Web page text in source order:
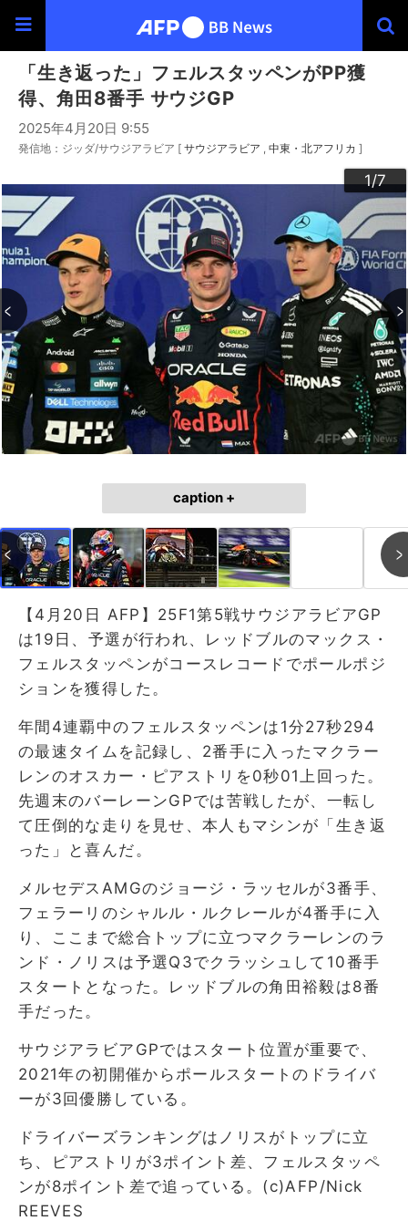
「生き返った」フェルスタッペンがPP獲
得、角田8番手 サウジGP
2025年4月20日 9:55
発信地：ジッダ/サウジアラビア [ サウジアラビア 中東・北アフリカ ]
1/7
2/7
3/7
4/7
5/7
6/7
7/7
caption +
【4月20日 AFP】25F1第5戦サウジアラビアGP
は19日、予選が行われ、レッドブルのマックス・
フェルスタッペンがコースレコードでポールポジ
ションを獲得した。
年間4連覇中のフェルスタッペンは1分27秒294
の最速タイムを記録し、2番手に入ったマクラー
レンのオスカー・ピアストリを0秒01上回った。
先週末のバーレーンGPでは苦戦したが、一転し
て圧倒的な走りを見せ、本人もマシンが「生き返
った」と喜んだ。
メルセデスAMGのジョージ・ラッセルが3番手、
フェラーリのシャルル・ルクレールが4番手に入
り、ここまで総合トップに立つマクラーレンのラ
ンド・ノリスは予選Q3でクラッシュして10番手
スタートとなった。レッドブルの角田裕毅は8番
手だった。
サウジアラビアGPではスタート位置が重要で、
2021年の初開催からポールスタートのドライバ
ーが3回優勝している。
ドライバーズランキングはノリスがトップに立
ち、ピアストリが3ポイント差、フェルスタッペ
ンが8ポイント差で追っている。(c)AFP/Nick
REEVES